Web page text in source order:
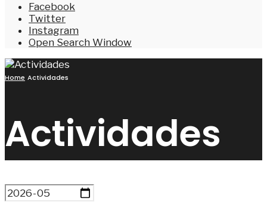
Facebook
Twitter
Instagram
Open Search Window
Home Actividades
Actividades